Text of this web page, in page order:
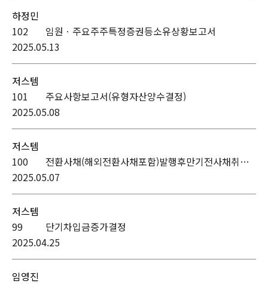
102
2025.05.13
임원ㆍ주요주주특정증권등소유상황보고서
하정민
101
2025.05.08
주요사항보고서(유형자산양수결정)
저스템
100
2025.05.07
전환사채(해외전환사채포함)발행후만기전사채취득 (제1회차)
저스템
99
2025.04.25
단기차입금증가결정
저스템
임영진